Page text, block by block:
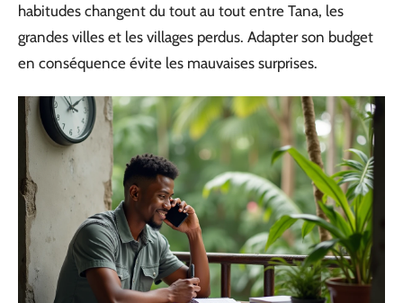
habitudes changent du tout au tout entre Tana, les
grandes villes et les villages perdus. Adapter son budget
en conséquence évite les mauvaises surprises.